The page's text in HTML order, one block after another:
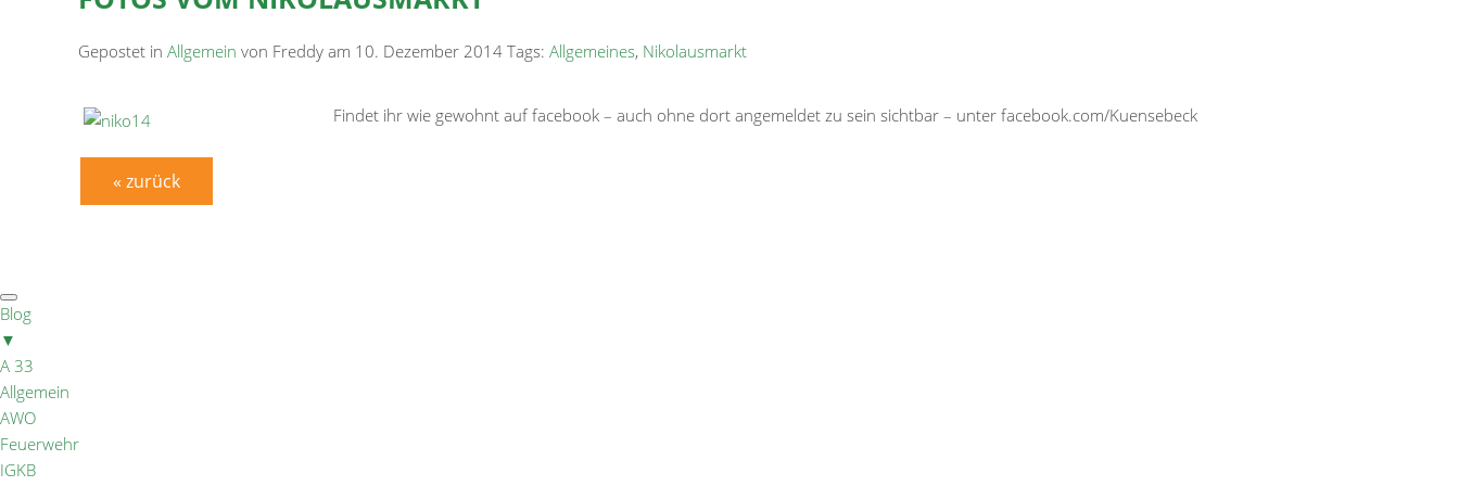
Gepostet in Allgemein von Freddy am 10. Dezember 2014 Tags: Allgemeines, Nikolausmarkt
Findet ihr wie gewohnt auf facebook – auch ohne dort angemeldet zu sein sichtbar – unter facebook.com/Kuensebeck
« zurück
Blog
▼
A 33
Allgemein
AWO
Feuerwehr
IGKB